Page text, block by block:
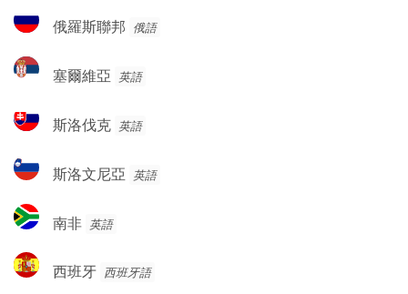
亞
俄
羅
聯
俄羅斯聯邦 俄語
塞
爾
亞
塞爾維亞 英語
斯
洛
克
斯洛伐克 英語
斯
洛
尼
斯洛文尼亞 英語
南
非
南非 英語
西
班
西班牙 西班牙語